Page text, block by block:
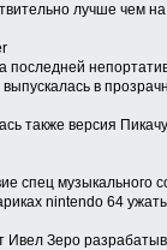
лучше чем
последней
в
также версия
спец музыкального
nintendo 64
Ивел Зеро